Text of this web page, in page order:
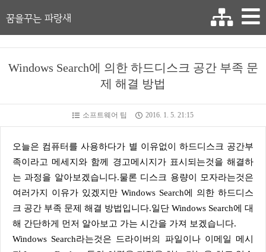
꿈을꾸는 파랑새
Windows Search에 의한 하드디스크 공간 부족 문
제 해결 방법
소프트웨어 팁 2016. 1. 5. 21:15
오늘은 컴퓨터를 사용하다가 별 이유없이 하드디스크 공간부
족이라고 메세지와 함께 경고메시지가 표시되는것을 해결하
는 과정을 알아보겠습니다.물론 디스크 용량이 모자라는것은
여러가지 이유가 있겠지만 Windows Search에 의한 하드디스
크 공간 부족 문제 해결 방법입니다.일단 Windows Search에 대
해 간단하게 먼저 알아보고 가는 시간을 가져 보겠습니다.
Windows Search라는것은 드라이버의 파일이나 이메일 메시